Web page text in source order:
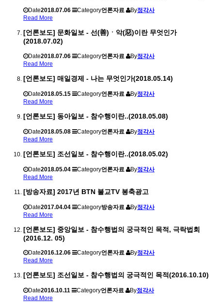
Date2018.07.06 Category언론자료 By정각사
Read More
[언론보도] 문화일보 - 선(善)ㆍ악(惡)이란 무엇인가
(2018.07.02)
Date2018.07.06 Category언론자료 By정각사
Read More
[언론보도] 매일경제 - 나는 무엇인가(2018.05.14)
Date2018.05.15 Category언론자료 By정각사
Read More
[언론보도] 동아일보 - 참수행이란..(2018.05.08)
Date2018.05.08 Category언론자료 By정각사
Read More
[언론보도] 조선일보 - 참수행이란..(2018.05.02)
Date2018.05.04 Category언론자료 By정각사
Read More
[방송자료] 2017년 BTN 불교TV 봉축광고
Date2017.04.04 Category방송자료 By정각사
Read More
[언론보도] 중앙일보 - 참수행법의 궁극적인 목적, 극락법회
(2016.12. 05)
Date2016.12.06 Category언론자료 By정각사
Read More
[언론보도] 조선일보 - 참수행법의 궁극적인 목적(2016.10.10)
Date2016.10.11 Category언론자료 By정각사
Read More